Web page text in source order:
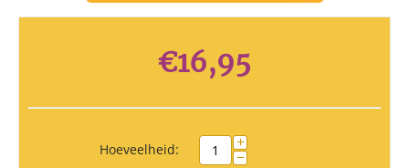
€16,95
Hoeveelheid: +
−